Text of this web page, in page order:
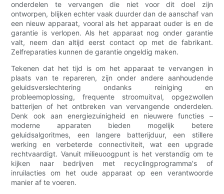
onderdelen te vervangen die niet voor dit doel zijn
ontworpen, blijken echter vaak duurder dan de aanschaf van
een nieuw apparaat, vooral als het apparaat ouder is en de
garantie is verlopen. Als het apparaat nog onder garantie
valt, neem dan altijd eerst contact op met de fabrikant.
Zelfreparaties kunnen de garantie ongeldig maken.
Tekenen dat het tijd is om het apparaat te vervangen in
plaats van te repareren, zijn onder andere aanhoudende
geluidsverslechtering ondanks reiniging en
probleemoplossing, frequente stroomuitval, opgezwollen
batterijen of het ontbreken van vervangende onderdelen.
Denk ook aan energiezuinigheid en nieuwere functies –
moderne apparaten bieden mogelijk betere
geluidsalgoritmes, een langere batterijduur, een stillere
werking en verbeterde connectiviteit, wat een upgrade
rechtvaardigt. Vanuit milieuoogpunt is het verstandig om te
kijken naar bedrijven met recyclingprogramma's of
inruilacties om het oude apparaat op een verantwoorde
manier af te voeren.